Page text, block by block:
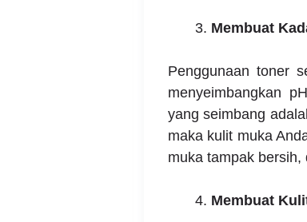
Membuat
Penggunaan toner
menyeimbangkan
yang seimbang
maka kulit muka
muka tampak bersih,
Membuat